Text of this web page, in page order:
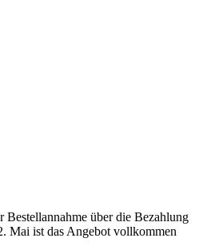
über die Bezahlung
Mai ist das Angebot vollkommen